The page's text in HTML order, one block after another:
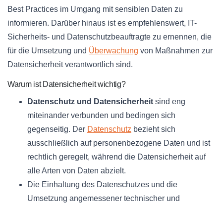
Best Practices im Umgang mit sensiblen Daten zu
informieren. Darüber hinaus ist es empfehlenswert, IT-
Sicherheits- und Datenschutzbeauftragte zu ernennen, die
für die Umsetzung und Überwachung von Maßnahmen zur
Datensicherheit verantwortlich sind.
Warum ist Datensicherheit wichtig?
Datenschutz und Datensicherheit sind eng
miteinander verbunden und bedingen sich
gegenseitig. Der Datenschutz bezieht sich
ausschließlich auf personenbezogene Daten und ist
rechtlich geregelt, während die Datensicherheit auf
alle Arten von Daten abzielt.
Die Einhaltung des Datenschutzes und die
Umsetzung angemessener technischer und